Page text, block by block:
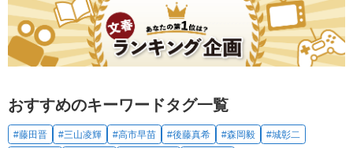
おすすめのキーワードタグ一覧
#藤田晋 #三山凌輝 #高市早苗 #後藤真希 #森岡毅
#城彰二